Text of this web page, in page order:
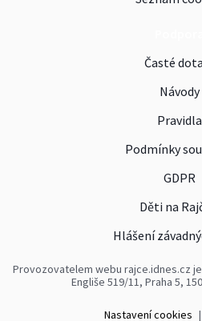
Časté
Návody
Pravidla
Podmínky
GDPR
Děti na
Hlášení
Provozovatelem webu rajce.idnes.cz je
Engliše 519/11, Praha 5,
Nastavení cookies |